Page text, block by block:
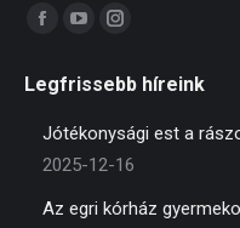
Find us on:
Facebook
opens
in
new
YouTube
opens
in
new
Instagram
opens
in
new
Legfrissebb híreink
Jótékonysági est a
2025-12-16
Az egri kórház